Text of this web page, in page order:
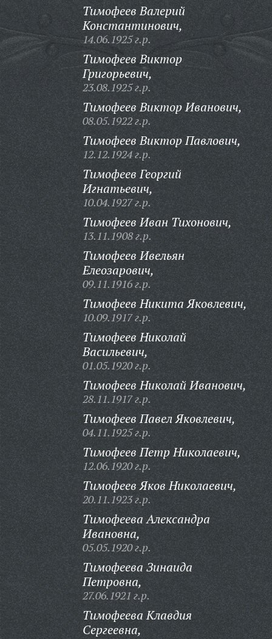
Тимофеев Валерий
Константинович,
14.06.1925 г.р.
Тимофеев Виктор
Григорьевич,
23.08.1925 г.р.
Тимофеев Виктор Иванович,
08.05.1922 г.р.
Тимофеев Виктор Павлович,
12.12.1924 г.р.
Тимофеев Георгий
Игнатьевич,
10.04.1927 г.р.
Тимофеев Иван Тихонович,
13.11.1908 г.р.
Тимофеев Ивельян
Елеозарович,
09.11.1916 г.р.
Тимофеев Никита Яковлевич,
10.09.1917 г.р.
Тимофеев Николай
Васильевич,
01.05.1920 г.р.
Тимофеев Николай Иванович,
28.11.1917 г.р.
Тимофеев Павел Яковлевич,
04.11.1925 г.р.
Тимофеев Петр Николаевич,
12.06.1920 г.р.
Тимофеев Яков Николаевич,
20.11.1923 г.р.
Тимофеева Александра
Ивановна,
05.05.1920 г.р.
Тимофеева Зинаида
Петровна,
27.06.1921 г.р.
Тимофеева Клавдия
Сергеевна,